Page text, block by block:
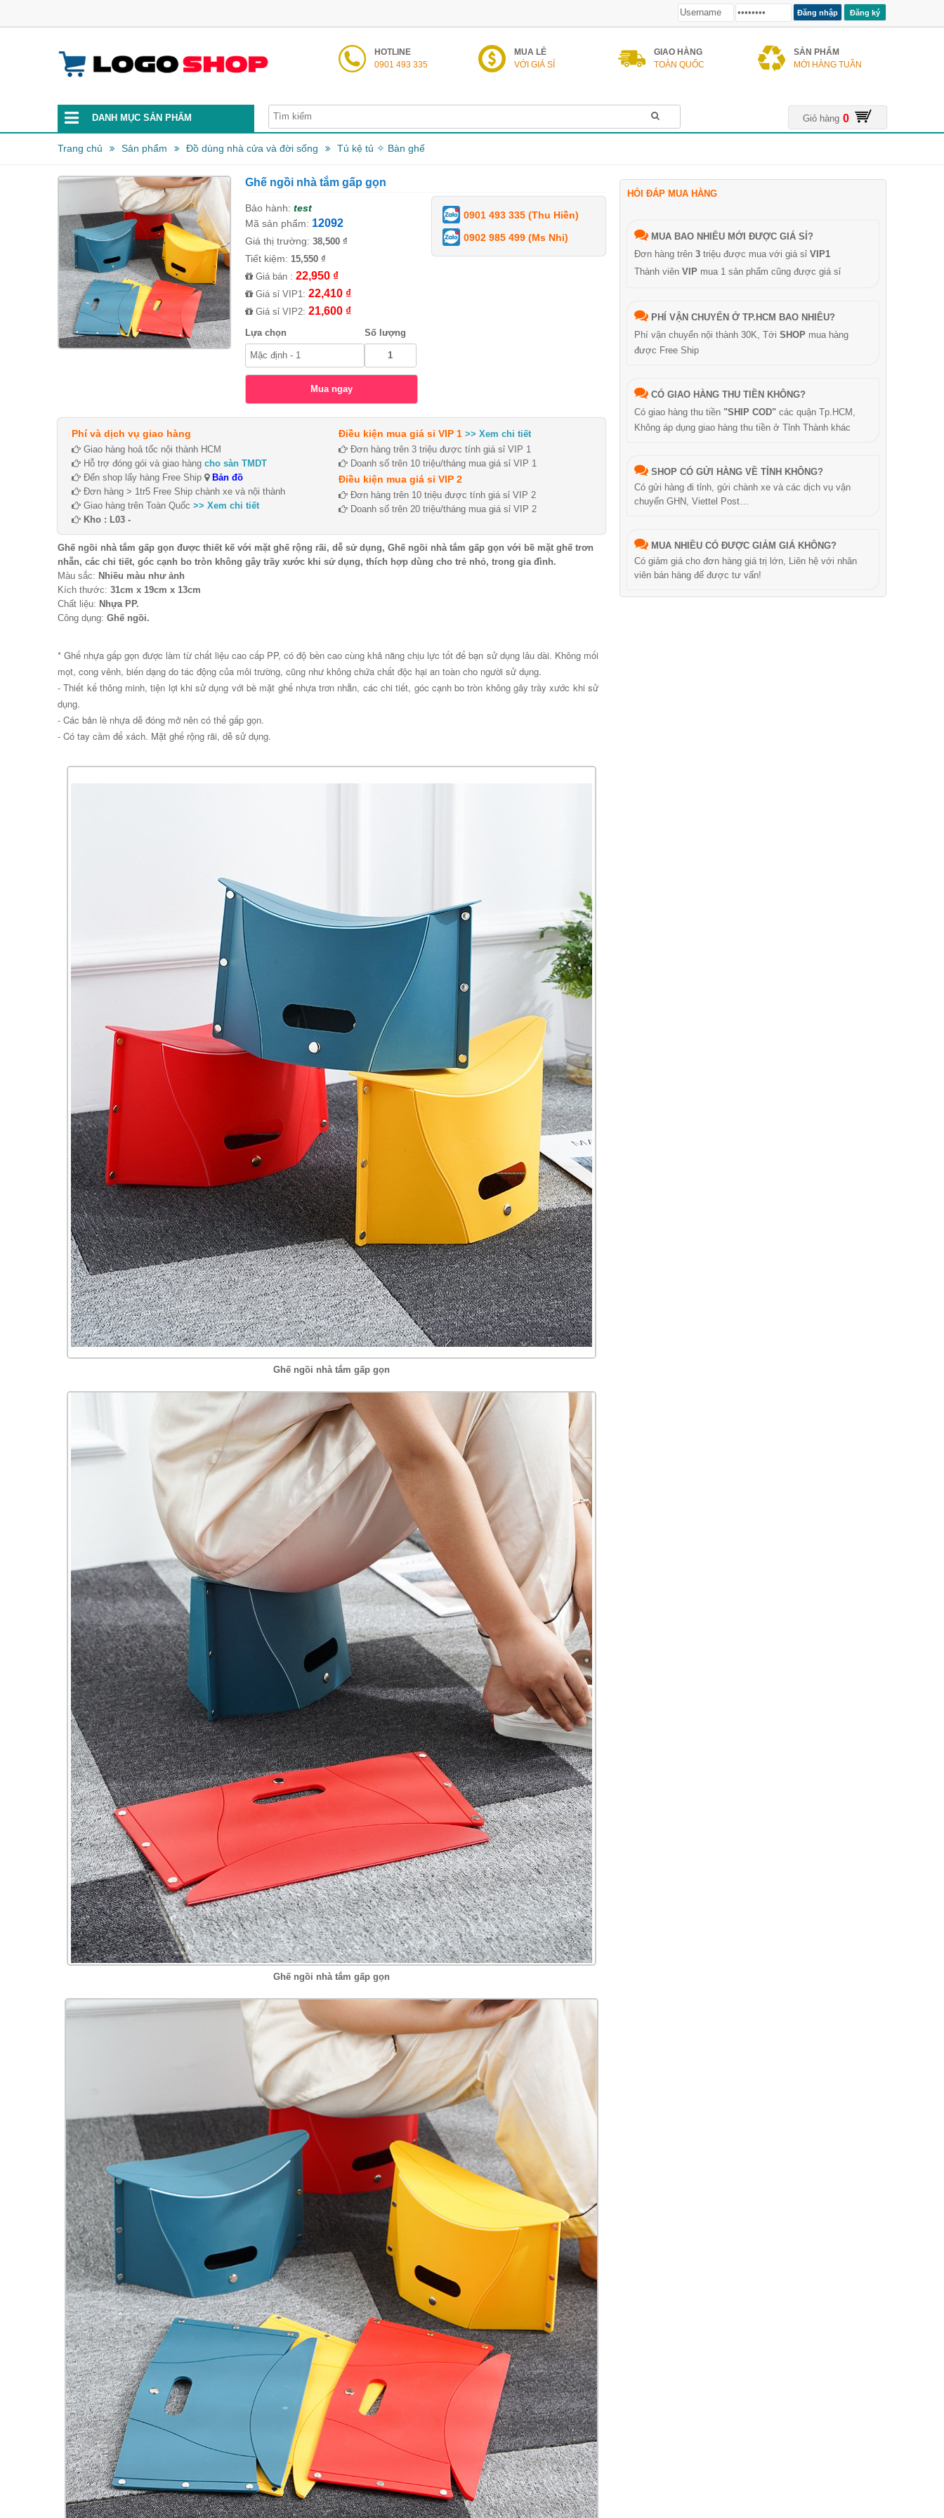
Đăng ký
HOTLINE
0901 493 335
MUA LẺ
VỚI GIÁ SỈ
GIAO HÀNG
TOÀN QUỐC
SẢN PHẨM
MỚI HÀNG TUẦN
Giỏ hàng 0
DANH MỤC SẢN PHẨM
Trang chủ Sản phẩm Đồ dùng nhà cửa và đời sống Tủ kệ tủ ✧ Bàn ghế
Ghế ngồi nhà tắm gấp gọn
Bảo hành: test
Mã sản phẩm: 12092
Giá thị trường: 38,500 ₫
Tiết kiệm: 15,550 ₫
Giá bán : 22,950 ₫
Giá sỉ VIP1: 22,410 ₫
Giá sỉ VIP2: 21,600 ₫
Lựa chọn Số lượng
0901 493 335 (Thu Hiền)
0902 985 499 (Ms Nhi)
Phí và dịch vụ giao hàng
Giao hàng hoả tốc nội thành HCM
Hỗ trợ đóng gói và giao hàng cho sàn TMDT
Đến shop lấy hàng Free Ship
Bản đồ
Đơn hàng > 1tr5 Free Ship chành xe và nội thành
Giao hàng trên Toàn Quốc >> Xem chi tiết
Kho : L03 -
Điều kiện mua giá sỉ VIP 1 >> Xem chi tiết
Đơn hàng trên 3 triệu được tính giá sỉ VIP 1
Doanh số trên 10 triệu/tháng mua giá sỉ VIP 1
Điều kiện mua giá sỉ VIP 2
Đơn hàng trên 10 triệu được tính giá sỉ VIP 2
Doanh số trên 20 triệu/tháng mua giá sỉ VIP 2
Ghế ngồi nhà tắm gấp gọn được thiết kế với mặt ghế rộng rãi, dễ sử dụng, Ghế ngồi nhà tắm gấp gọn với bề mặt ghế trơn
nhẵn, các chi tiết, góc cạnh bo tròn không gây trầy xước khi sử dụng, thích hợp dùng cho trẻ nhỏ, trong gia đình.
Màu sắc: Nhiều màu như ảnh
Kích thước: 31cm x 19cm x 13cm
Chất liệu: Nhựa PP.
Công dụng: Ghế ngồi.
* Ghế nhựa gấp gọn được làm từ chất liệu cao cấp PP, có độ bền cao cùng khả năng chịu lực tốt để bạn sử dụng lâu dài. Không mối
mọt, cong vênh, biến dạng do tác động của môi trường, cũng như không chứa chất độc hại an toàn cho người sử dụng.
- Thiết kế thông minh, tiện lợi khi sử dụng với bề mặt ghế nhựa trơn nhẵn, các chi tiết, góc cạnh bo tròn không gây trầy xước khi sử
dụng.
- Các bản lề nhựa dễ đóng mở nên có thể gấp gọn.
- Có tay cầm để xách. Mặt ghế rộng rãi, dễ sử dụng.
Ghế ngồi nhà tắm gấp gọn
Ghế ngồi nhà tắm gấp gọn
HỎI ĐÁP MUA HÀNG
MUA BAO NHIÊU MỚI ĐƯỢC GIÁ SỈ?
Đơn hàng trên 3 triệu được mua với giá sỉ VIP1
Thành viên VIP mua 1 sản phẩm cũng được giá sỉ
PHÍ VẬN CHUYỂN Ở TP.HCM BAO NHIÊU?
Phí vận chuyển nội thành 30K, Tới SHOP mua hàng
được Free Ship
CÓ GIAO HÀNG THU TIỀN KHÔNG?
Có giao hàng thu tiền "SHIP COD" các quận Tp.HCM,
Không áp dụng giao hàng thu tiền ở Tỉnh Thành khác
SHOP CÓ GỬI HÀNG VỀ TỈNH KHÔNG?
Có gửi hàng đi tỉnh, gửi chành xe và các dịch vụ vận
chuyển GHN, Viettel Post…
MUA NHIỀU CÓ ĐƯỢC GIẢM GIÁ KHÔNG?
Có giảm giá cho đơn hàng giá trị lớn, Liên hệ với nhân
viên bán hàng để được tư vấn!